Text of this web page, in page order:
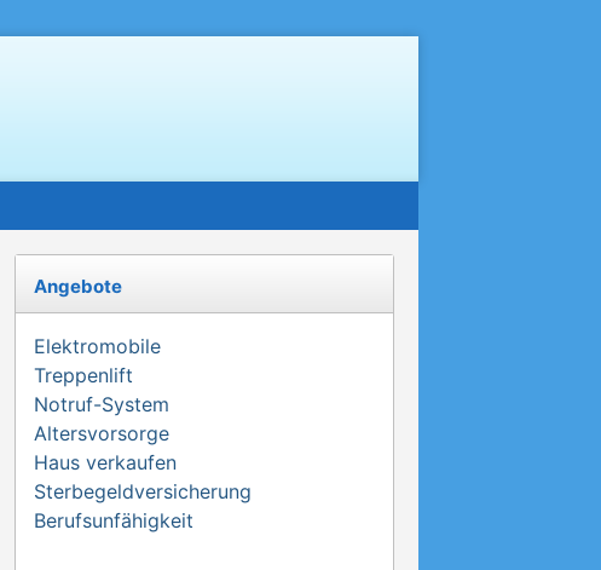
Angebote
Elektromobile
Treppenlift
Notruf-System
Altersvorsorge
Haus verkaufen
Sterbegeldversicherung
Berufsunfähigkeit